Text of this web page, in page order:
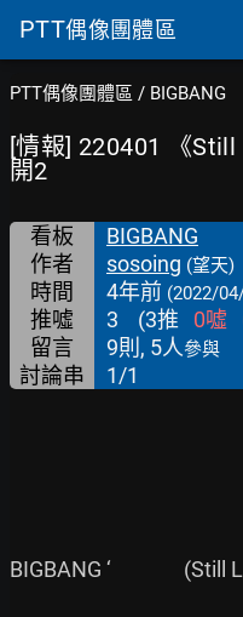
PTT偶像團體區
PTT偶像團體區 / BIGBANG
[情報] 220401 《
開2
看板
BIGBANG
作者
sosoing (望天)
時間 4年前 (2022/
推噓 3 (3推 0噓
留言
9則, 5人參與
討論串 1/1
BIGBANG ‘               (Still